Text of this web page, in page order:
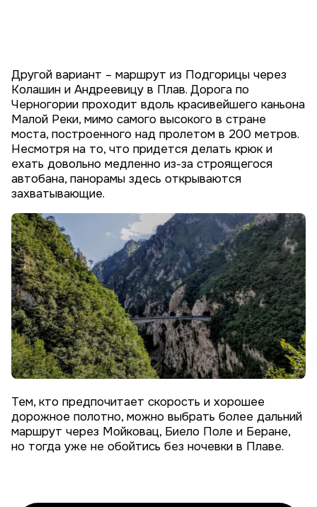
Другой вариант – маршрут из Подгорицы через
Колашин и Андреевицу в Плав. Дорога по
Черногории проходит вдоль красивейшего каньона
Малой Реки, мимо самого высокого в стране
моста, построенного над пролетом в 200 метров.
Несмотря на то, что придется делать крюк и
ехать довольно медленно из-за строящегося
автобана, панорамы здесь открываются
захватывающие.
Тем, кто предпочитает скорость и хорошее
дорожное полотно, можно выбрать более дальний
маршрут через Мойковац, Биело Поле и Беране,
но тогда уже не обойтись без ночевки в Плаве.